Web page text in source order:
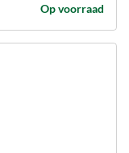
Op voorraad